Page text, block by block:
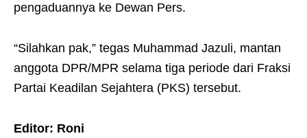
pengaduannya ke Dewan Pers.
“Silahkan pak,” tegas Muhammad Jazuli, mantan
anggota DPR/MPR selama tiga periode dari Fraksi
Partai Keadilan Sejahtera (PKS) tersebut.
Editor: Roni